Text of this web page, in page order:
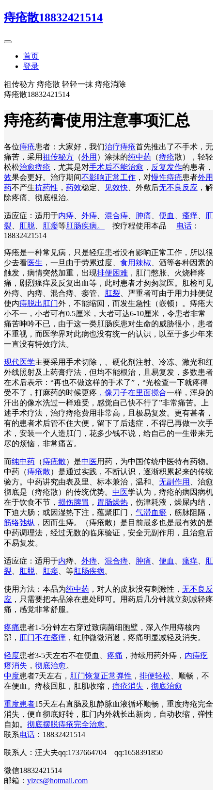
痔疮散18832421514
首页
登录
祖传秘方 痔疮散 轻轻一抹 痔疮消除
痔疮散18832421514
痔疮药膏使用注意事项汇总
各位痔疮患者：大家好，我们治疗痔疮首先推出了不手术，无
痛苦，采用祖传秘方 （外用 ）涂抹的纯中药 （痔疮散），轻轻
松松治愈痔疮 ，尤其是对手术后不能治愈 ， 反复发作的患者，
效果会更好。治疗期间不影响正常工作 ，对慢性痔疮患者外用
药不产生抗药性 ， 药效稳定、 见效快 、外敷后无不良反应 ，解
除疼痛、彻底根治。
适应症：适用于内痔 外痔 混合痔 肿痛 便血 瘙痒
肛
裂
肛脱 肛瘘等肛肠疾病。 按疗程使用本品 电话 ：
18832421514
痔疮是一种常见病，只是轻症患者没有影响正常工作，所以很
少去看医生 ，一旦由于劳累过度、 食用辣椒 、酒等各种因素的
触发，病情突然加重，出现排便困难 ，肛门憋胀、火烧样疼
痛，剧烈瘙痒及反复出血等，此时患者才匆匆就医。肛检可见
外痔、内痔、混合痔、瘘管、
肛裂 、严重者可由于用力排便促
使内痔脱出肛门外，不能缩回，而发生急性（嵌顿）。痔疮大
小不一，小者可有0.5厘米，大者可达6-10厘米，令患者非常
痛苦呻吟不已，由于这一类肛肠疾患对生命的威胁很小，患者
不重视，而医学界对此病也没有统一的认识，以至于多少年来
一直没有特效疗法。
现代医学主要采用手术切除，、硬化剂注射、冷冻、激光和红
外线照射及上药膏疗法，但均不能根治，且易复发，多数患者
在术后表示：“再也不做这样的手术了”，“光检查一下就疼得
受不了，打麻药的时候更疼 ，像刀子在里面搅合一样，浑身的
汗出的像水洗过一样难受，感觉自己快不行了”非常痛苦。上
述手术疗法，治疗痔疮费用非常高，且极易复发。更有甚者，
有的患者术后管不住大便，留下了后遗症，不得已再做一次手
术，安装一个人造肛门，花多少钱不说，给自己的一生带来无
尽的烦恼，非常痛苦。
而纯中药 （痔疮散）是中医用药，为中国传统中医特有药物。
中药（痔疮散）是通过实践，不断认识，逐渐积累起来的传统
验方。中药讲究由表及里、标本兼治，温和、 无副作用
、治愈
彻底是（痔疮散）的传统优势。 中医学认为，痔疮的病因病机
在于饮食不节， 损伤脾胃 ， 胃肠燥热 ，伤津耗液，燥屎内结，
下迫大肠；或因湿热下注，蕴聚肛门， 气滞血瘀 ，筋脉阻隔，
筋络弛纵 ，因而生痔。（痔疮散）是目前最多也是最有效的是
中药调理法，经过无数的临床验证，安全无副作用，且治愈后
不易复发。
适应症：适用于内痔、 外痔 混合痔 肿痛 便血 瘙痒
肛
裂
肛脱 肛瘘 、等肛肠疾病。
使用方法：本品为纯中药 ，对人的皮肤没有刺激性， 无不良反
应 ，只需要把本品涂在患处即可。用药后几分钟就立刻减轻疼
痛，感觉非常舒服。
疼痛患者1-5分钟左右穿过致病菌细胞壁，深入作用痔核内
部， 肛门不在瘙痒 ，红肿微微消退，疼痛明显减轻及消失。
轻度患者3-5天左右不在便血、 疼痛 ，持续用药外痔， 内痔疙
瘩消失 ， 彻底治愈。
中度患者7天左右， 肛门恢复正常弹性 ， 排便轻松 、顺畅，不
在便血。痔核回肛，肛肌收缩， 痔疮消失 ， 彻底治愈
重度患者15天左右直肠及肛静脉血液循环顺畅，重度痔疮完全
消失，便血彻底好转，肛门内外就长出新肉，自动收缩，弹性
自如。 彻底摆脱痔疮完全治愈。
联系电话 ：18832421514
联系人：汪大夫qq:1737664704 qq:1658391850
微信18832421514
邮箱： ylzcs@hotmail.com